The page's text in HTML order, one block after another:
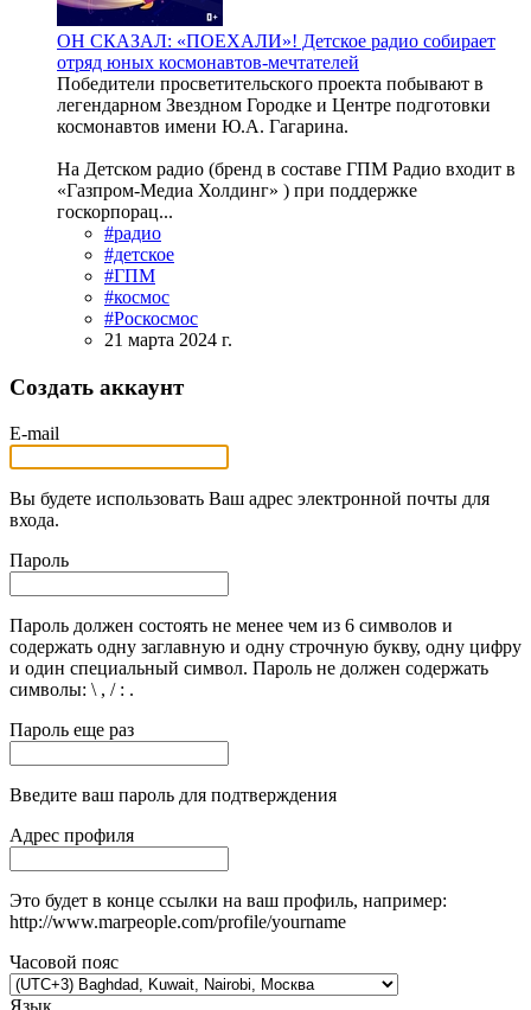
ОН СКАЗАЛ: «ПОЕХАЛИ»! Детское радио собирает
отряд юных космонавтов-мечтателей
Победители просветительского проекта побывают в
легендарном Звездном Городке и Центре подготовки
космонавтов имени Ю.А. Гагарина.
На Детском радио (бренд в составе ГПМ Радио входит в
«Газпром-Медиа Холдинг» ) при поддержке
госкорпорац...
#радио
#детское
#ГПМ
#космос
#Роскосмос
21 марта 2024 г.
Создать аккаунт
E-mail
Вы будете использовать Ваш адрес электронной почты для
входа.
Пароль
Пароль должен состоять не менее чем из 6 символов и
содержать одну заглавную и одну строчную букву, одну цифру
и один специальный символ. Пароль не должен содержать
символы: \ , / : .
Пароль еще раз
Введите ваш пароль для подтверждения
Адрес профиля
Это будет в конце ссылки на ваш профиль, например:
http://www.marpeople.com/profile/yourname
Часовой пояс
Язык